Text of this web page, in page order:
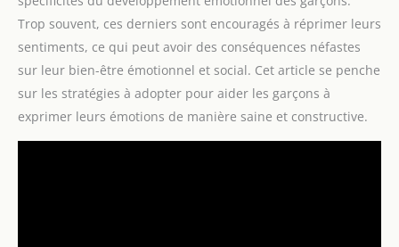
Trop souvent, ces derniers sont encouragés à réprimer leurs
sentiments, ce qui peut avoir des conséquences néfastes
sur leur bien-être émotionnel et social. Cet article se penche
sur les stratégies à adopter pour aider les garçons à
exprimer leurs émotions de manière saine et constructive.